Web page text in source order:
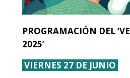
PROGRAMACIÓN DEL
2025’
VIERNES 27 DE JUNIO